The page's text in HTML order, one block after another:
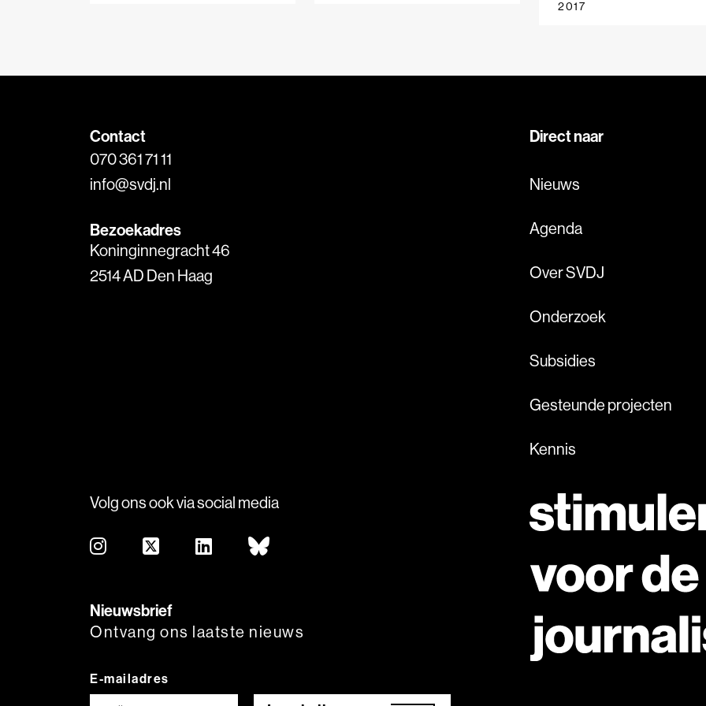
keken naar nieuwsgebruik,
de werking van
journalistieke
2017
Contact
070 361 71 11
info@svdj.nl
Bezoekadres
Koninginnegracht 46
2514 AD Den Haag
Direct naar
Nieuws
Agenda
Over SVDJ
Onderzoek
Subsidies
Gesteunde projecten
Kennis
Volg ons ook via social media
Nieuwsbrief
Ontvang ons laatste nieuws
E-mailadres